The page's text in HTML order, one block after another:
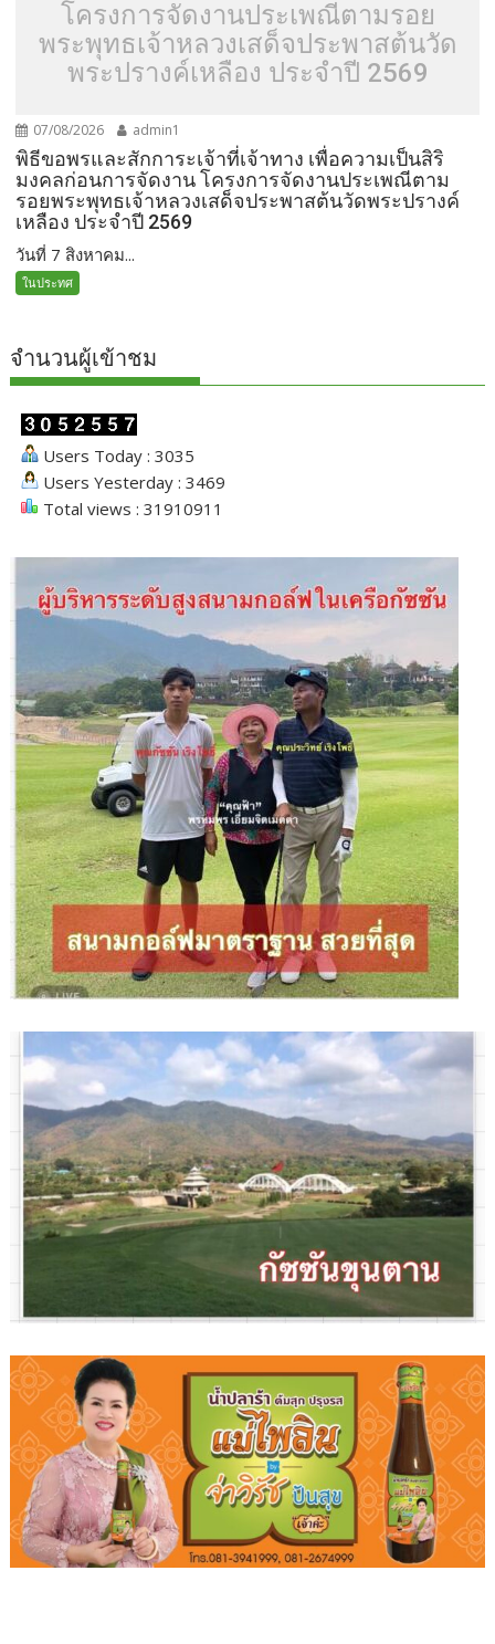
โครงการจัดงานประเพณีตามรอย
พระพุทธเจ้าหลวงเสด็จประพาสต้นวัด
พระปรางค์เหลือง ประจำปี 2569
07/08/2026 admin1
พิธีขอพรและสักการะเจ้าที่เจ้าทาง เพื่อความเป็นสิริ
มงคลก่อนการจัดงาน โครงการจัดงานประเพณีตาม
รอยพระพุทธเจ้าหลวงเสด็จประพาสต้นวัดพระปรางค์
เหลือง ประจำปี 2569
วันที่ 7 สิงหาคม...
ในประทศ
จำนวนผู้เข้าชม
Users Today : 3035
Users Yesterday : 3469
Total views : 31910911